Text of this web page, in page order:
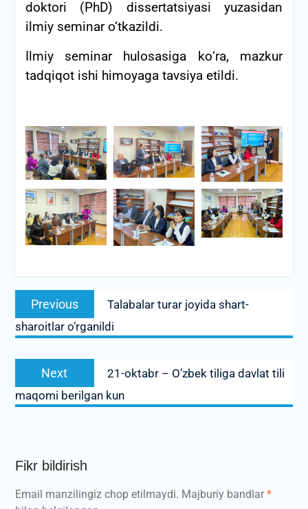
doktori (PhD) dissertatsiyasi yuzasidan
ilmiy seminar o‘tkazildi.
Ilmiy seminar hulosasiga kо‘ra, mazkur
tadqiqot ishi himoyaga tavsiya etildi.
Post
menyusi
Previous
Previous
post:
Talabalar turar joyida shart-
sharoitlar o‘rganildi
Next
post:
21-oktabr – O’zbek tiliga davlat tili
maqomi berilgan kun
Fikr bildirish
Email manzilingiz chop etilmaydi. Majburiy bandlar*